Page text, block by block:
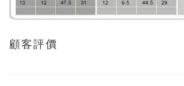
顧客評價